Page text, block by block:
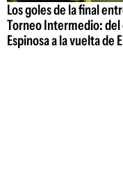
Los goles de la final
Torneo Intermedio:
Espinosa a la vuelta de